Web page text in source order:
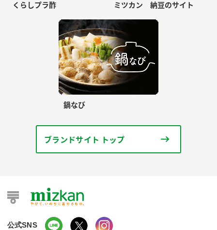
くらしプラ酢 ミツカン 納豆のサイト
鍋なび
ブランドサイト トップ
公式SNS